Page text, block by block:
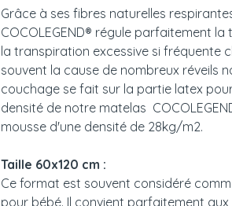
Grâce à ses fibres naturelles
COCOLEGEND® régule parfaitement
la transpiration excessive si fréquente
souvent la cause de nombreux réveils
couchage se fait sur la partie latex
densité de notre matelas
mousse d'une densité de 28kg/m2.
Taille 60x120 cm :
Ce format est souvent considéré
pour bébé. Il convient parfaitement